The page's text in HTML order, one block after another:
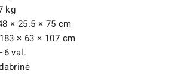
kg
× 25.5 × 75 cm
183 × 63 × 107 cm
val.